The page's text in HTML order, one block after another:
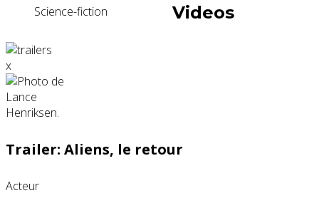
Science-fiction
Videos
x
Trailer: Aliens, le retour
Acteur